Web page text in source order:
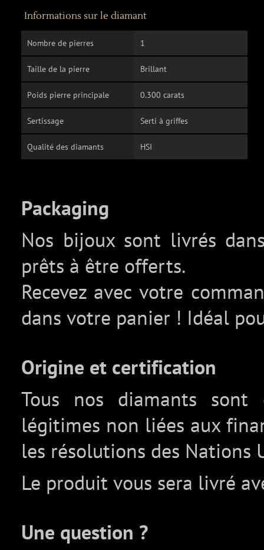
Informations sur le diamant
Nombre de pierres 1
Taille de la pierre Brillant
Poids pierre principale 0.300 carats
Sertissage Serti à griffes
Qualité des diamants HSI
Packaging
Nos bijoux sont livrés
prêts à être offerts.
Recevez avec votre
dans votre panier ! Idéal
Origine et certification
Tous nos diamants
légitimes non liées aux
les résolutions des Nations
Le produit vous sera livré
Une question ?